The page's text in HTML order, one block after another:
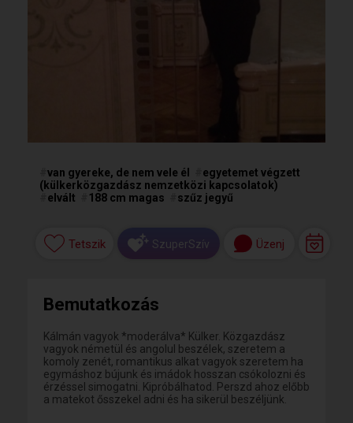
van gyereke, de nem vele él
egyetemet végzett
(külkerközgazdász nemzetközi kapcsolatok)
elvált 188 cm magas szűz jegyű
Tetszik SzuperSzív Üzenj
Bemutatkozás
Kálmán vagyok *moderálva* Külker. Közgazdász
vagyok németül és angolul beszélek, szeretem a
komoly zenét, romantikus alkat vagyok szeretem ha
egymáshoz bújunk és imádok hosszan csókolozni és
érzéssel simogatni. Kipróbálhatod. Perszd ahoz előbb
a matekot ősszekel adni és ha sikerül beszéljünk.